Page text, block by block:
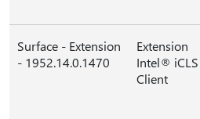
Surface - Extension
- 1952.14.0.1470
Extension
Intel® iCLS
Client